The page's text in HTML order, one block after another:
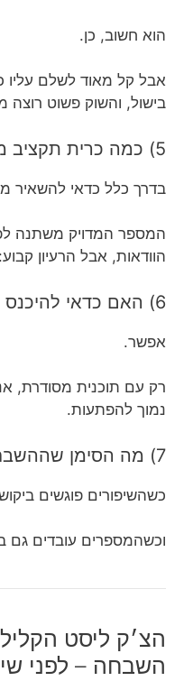
הוא חשוב, כן.
אבל קל מאוד לשלם עליו
בישול, והשוק פשוט רוצה
5) כמה כרית תקציב מומלצת?
בדרך כלל כדאי להשאיר
המספר המדויק משתנה
הוודאות, אבל הרעיון
6) האם כדאי להיכנס לפרויקט בלי ניסיון?
אפשר.
רק עם תוכנית מסודרת,
נמוך להפתעות.
7) מה הסימן שההשבחה ״נכונה״?
כשהשיפורים פוגשים
וכשהמספרים עובדים גם
הצ׳ק ליסט
השבחה – לפני